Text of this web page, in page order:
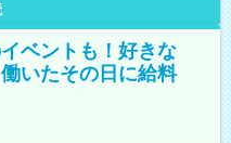
ベントも！好きな
いたその日に給料